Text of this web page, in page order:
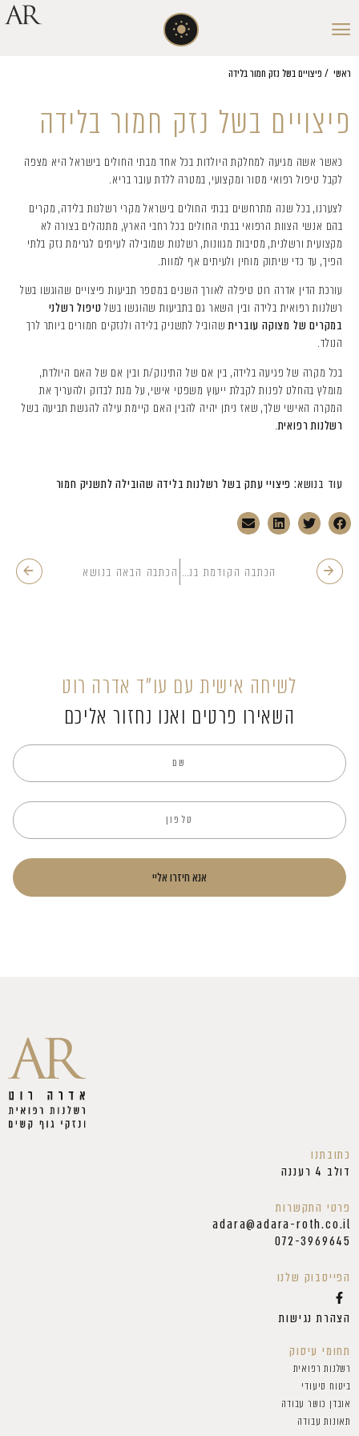
ראשי / פיצויים בשל נזק חמור בלידה
פיצויים בשל נזק חמור בלידה
כאשר אשה מגיעה למחלקת היולדות בכל אחד מבתי החולים בישראל היא מצפה
לקבל טיפול רפואי מסור ומקצועי, במטרה ללדת עובר בריא.
לצערנו, בכל שנה מתרחשים בבתי החולים בישראל מקרי רשלנות בלידה, מקרים
בהם אנשי הצוות הרפואי בבתי החולים בכל רחבי הארץ, מתנהלים בצורה לא
מקצועית ורשלנית, מסיבות מגוונות, רשלנות שמובילה לעיתים לגרימת נזק בלתי
הפיך, עד כדי שיתוק מוחין ולעיתים אף למוות.
עורכת הדין אדרה רוט טיפלה לאורך השנים במספר תביעות פיצויים שהוגשו בשל
רשלנות רפואית בלידה ובין השאר גם בתביעות שהוגשו בשל טיפול רשלני
במקרים של מצוקה עובריתשהוביל לתשניק בלידה ולנזקים חמורים ביותר לרך
הנולד.
בכל מקרה של פגיעה בלידה, בין אם של התינוק/ת ובין אם של האם היולדת,
מומלץ בהחלט לפנות לקבלת ייעוץ משפטי אישי, על מנת לבדוק ולהעריך את
המקרה האישי שלך, שאז ניתן יהיה להבין האם קיימת עילה להגשת תביעה בשל
רשלנות רפואית.
עוד בנושא: פיצויי עתק בשל רשלנות בלידה שהובילה לתשניק חמור
הכתבה הקודמת בנושא הכתבה הבאה בנושא
לשיחה אישית עם עו”ד אדרה רוט
השאירו פרטים ואנו נחזור אליכם
אנא חיזרו אליי
כתובתנו
דולב 4 רעננה
פרטי התקשרות
adara@adara-roth.co.il
072-3969645
הפייסבוק שלנו
הצהרת נגישות
תחומי עיסוק
רשלנות רפואית
ביטוח סיעודי
אובדן כושר עבודה
תאונות עבודה